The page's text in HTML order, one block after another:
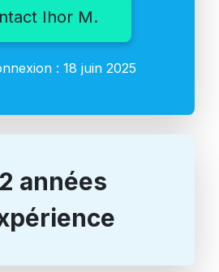
Ihor M.
: 18 juin 2025
2 années